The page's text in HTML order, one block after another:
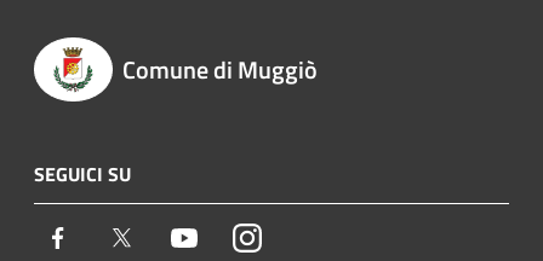
Comune di Muggiò
SEGUICI SU
Facebook Twitter YoutubeInstagram